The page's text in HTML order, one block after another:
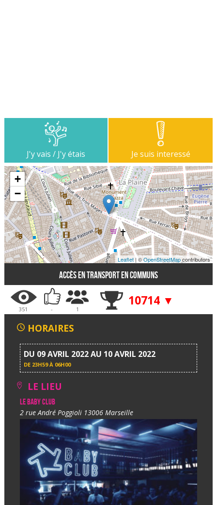
J'y vais / J'y étais Je suis interessé
+
−
Leaflet| ©OpenStreetMapcontributors
Accès en transport en communs
351 - 1
10714 ▼
HORAIRES
DU 09 AVRIL 2022 AU 10 AVRIL 2022
DE 23H59 À 06H00
LE LIEU
Le Baby Club
2 rue André Poggioli 13006 Marseille